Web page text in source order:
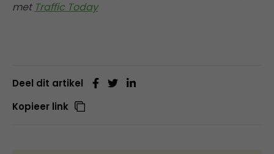
met Traffic Today
Deel dit artikel
Kopieer link